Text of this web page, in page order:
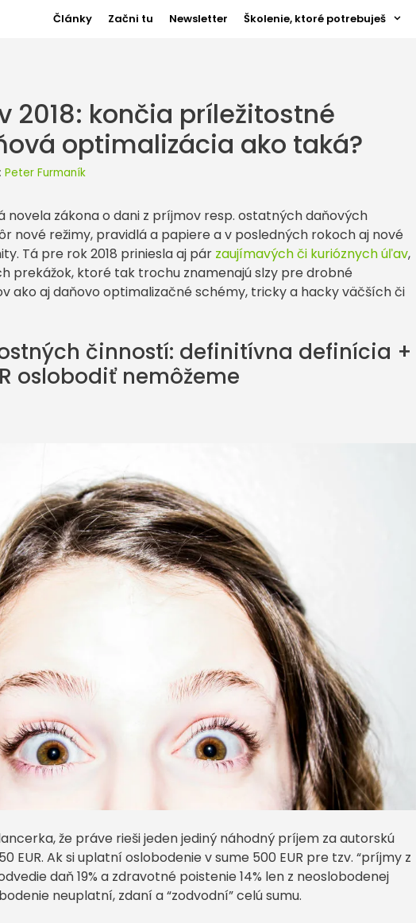
Články Začni tu Newsletter Školenie, ktoré potrebuješ
2018: končia príležitostné
optimalizácia ako taká?
Peter Furmaník
novela zákona o dani z príjmov resp. ostatných daňových
nové režimy, pravidlá a papiere a v posledných rokoch aj nové
Tá pre rok 2018 priniesla aj pár zaujímavých či kurióznych úľav,
prekážok, ktoré tak trochu znamenajú slzy pre drobné
ako aj daňovo optimalizačné schémy, tricky a hacky väčších či
činností: definitívna definícia +
oslobodiť nemôžeme
že práve rieši jeden jediný náhodný príjem za autorskú
EUR. Ak si uplatní oslobodenie v sume 500 EUR pre tzv. “príjmy z
daň 19% a zdravotné poistenie 14% len z neoslobodenej
neuplatní, zdaní a “zodvodní” celú sumu.